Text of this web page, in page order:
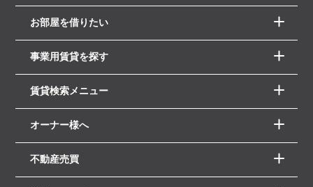
お部屋を借りたい
事業用賃貸を探す
賃貸検索メニュー
オーナー様へ
不動産売買